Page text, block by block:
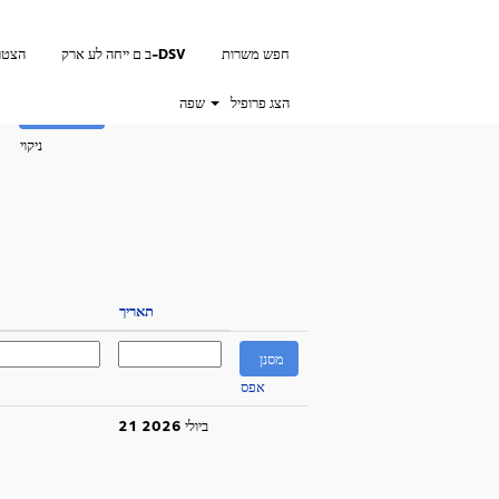
ב ם ייחה לע ארק-DSV חפש משרות
שפה
הצג פרופיל
ניקוי
תאריך
אפס
21 ביולי 2026